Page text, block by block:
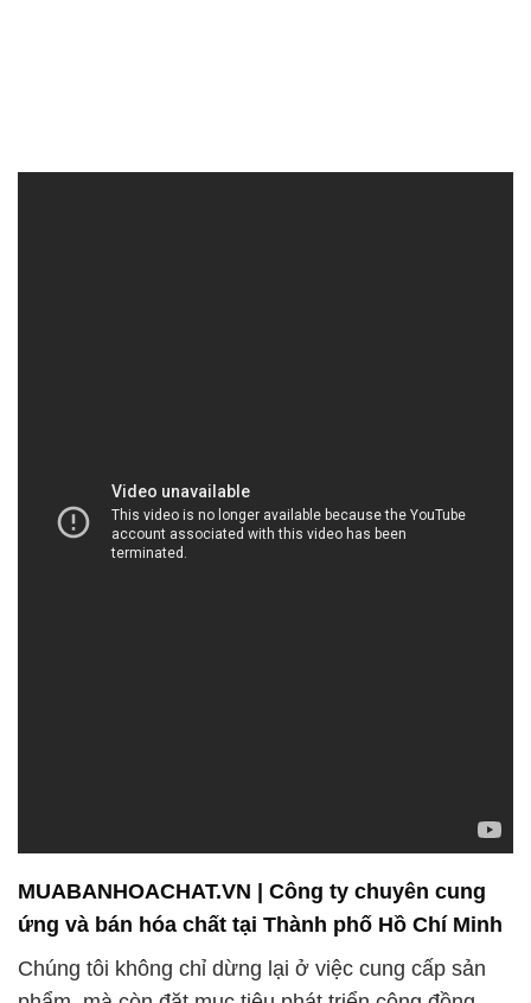
Chúng tôi không chỉ dừng lại ở việc cung cấp sản
phẩm, mà còn đặt mục tiêu phát triển cộng đồng
công nghiệp hóa chất tại Việt Nam. Để làm được
điều này, chúng tôi luôn cập nhật và phổ cập các
quy định và tiêu chuẩn hóa chất đến toàn bộ nhân
viên. Chúng tôi biết rằng kiến thức là sức mạnh, và